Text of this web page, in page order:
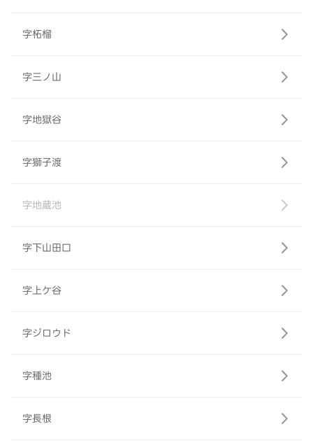
字柘榴
字三ノ山
字地獄谷
字獅子渡
字地蔵池
字下山田口
字上ケ谷
字ジロウド
字種池
字長根